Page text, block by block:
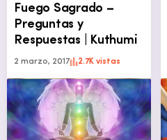
Fuego Sagrado –
Preguntas y
Respuestas | Kuthumi
2 marzo, 2017 2.7K vistas